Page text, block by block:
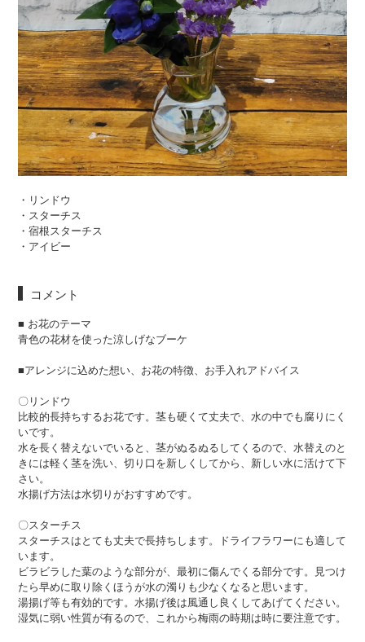
・リンドウ
・スターチス
・宿根スターチス
・アイビー
コメント
■ お花のテーマ
青色の花材を使った涼しげなブーケ
■アレンジに込めた想い、お花の特徴、お手入れアドバイス
〇リンドウ
比較的長持ちするお花です。茎も硬くて丈夫で、水の中でも腐りにく
いです。
水を長く替えないでいると、茎がぬるぬるしてくるので、水替えのと
きには軽く茎を洗い、切り口を新しくしてから、新しい水に活けて下
さい。
水揚げ方法は水切りがおすすめです。
〇スターチス
スターチスはとても丈夫で長持ちします。ドライフラワーにも適して
います。
ビラビラした葉のような部分が、最初に傷んでくる部分です。見つけ
たら早めに取り除くほうが水の濁りも少なくなると思います。
湯揚げ等も有効的です。水揚げ後は風通し良くしてあげてください。
湿気に弱い性質が有るので、これから梅雨の時期は時に要注意です。